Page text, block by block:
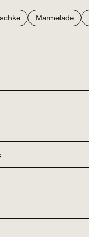
Marmelade